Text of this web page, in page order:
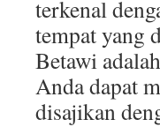
terkenal
tempat yang
Betawi
Anda dapat
disajikan